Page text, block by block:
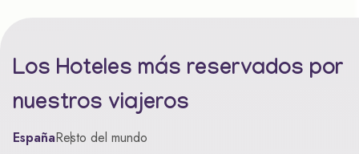
Los Hoteles más reservados por
nuestros viajeros
EspañaResto del mundo